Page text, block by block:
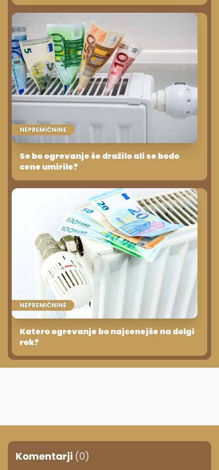
NEPREMIČNINE
Se bo ogrevanje še dražilo ali se bodo
cene umirile?
NEPREMIČNINE
Katero ogrevanje bo najcenejše na dolgi
rok?
Komentarji (0)